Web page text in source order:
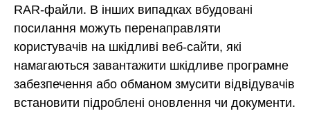
RAR-файли. В інших випадках вбудовані
посилання можуть перенаправляти
користувачів на шкідливі веб-сайти, які
намагаються завантажити шкідливе програмне
забезпечення або обманом змусити відвідувачів
встановити підроблені оновлення чи документи.